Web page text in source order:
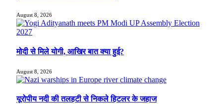
August 8, 2026
मोदी से मिले योगी, आखिर बात क्या हुई?
August 8, 2026
यूरोपीय नदी की तलहटी से निकले हिटलर के जहाज